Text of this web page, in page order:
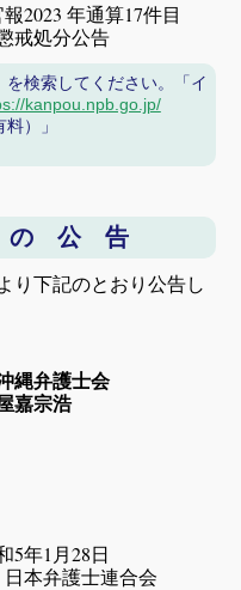
2023 年通算17件目
戒処分公告
検索してください。「イ
kanpou.npb.go.jp/
）」
公 告
り下記のとおり公告し
縄弁護士会
嘉宗浩
年1月28日
護士連合会